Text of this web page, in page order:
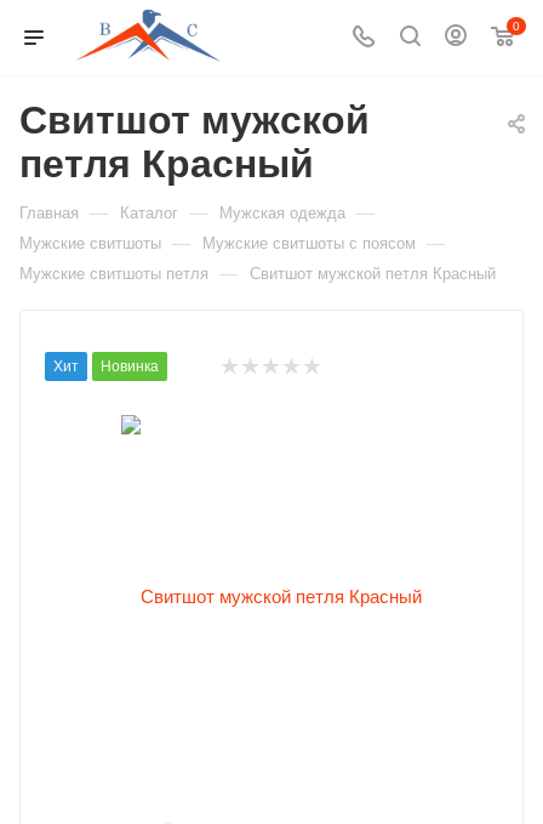
0
Свитшот мужской
петля Красный
Главная — Каталог — Мужская одежда —
Мужские свитшоты — Мужские свитшоты с поясом —
Мужские свитшоты петля — Свитшот мужской петля Красный
Хит Новинка